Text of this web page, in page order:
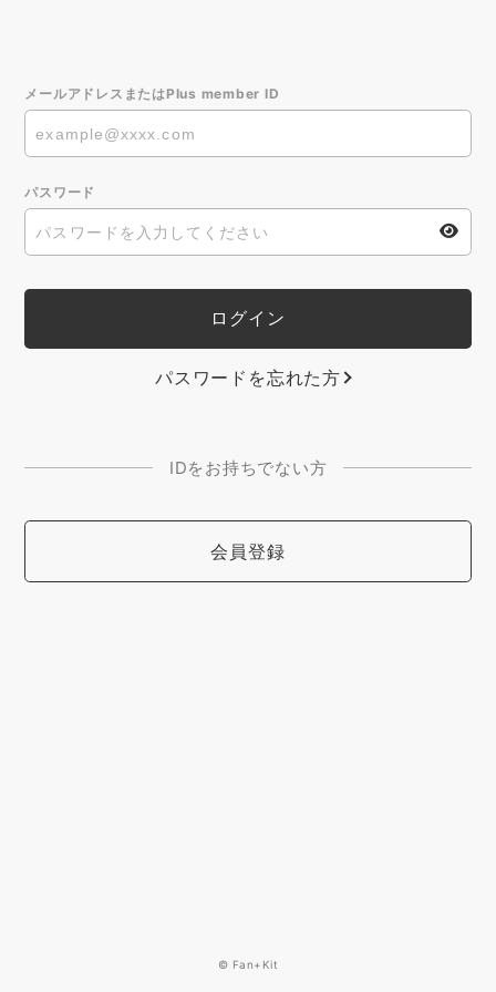
メールアドレスまたはPlus member ID
パスワード
パスワードを忘れた方
IDをお持ちでない方
会員登録
© Fan+Kit